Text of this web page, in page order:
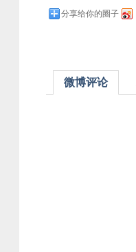
分享给你的圈子
微博评论